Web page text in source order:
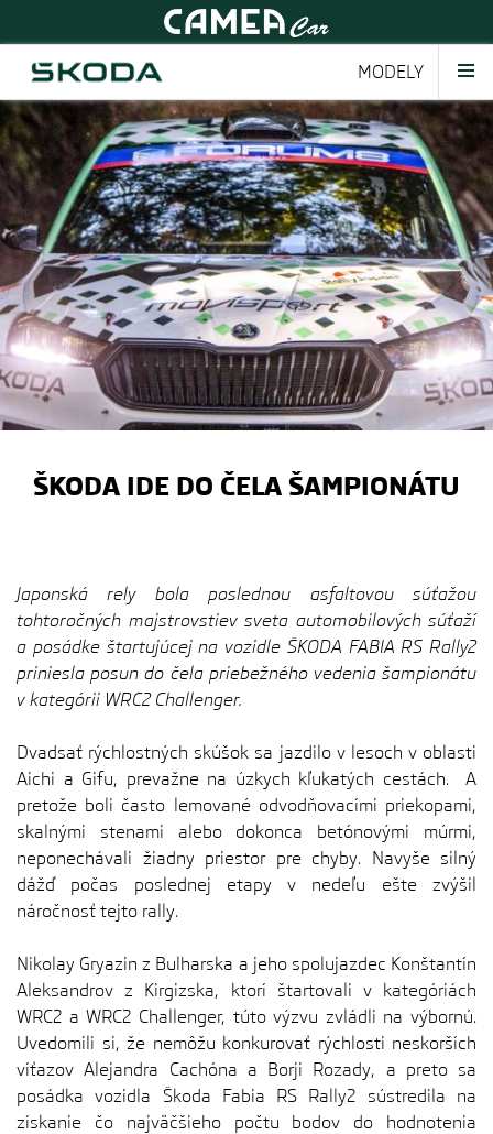
MODELY
ŠKODA IDE DO ČELA ŠAMPIONÁTU
Japonská rely bola poslednou asfaltovou súťažou
tohtoročných majstrovstiev sveta automobilových súťaží
a posádke štartujúcej na vozidle ŠKODA FABIA RS Rally2
priniesla posun do čela priebežného vedenia šampionátu
v kategórii WRC2 Challenger.
Dvadsať rýchlostných skúšok sa jazdilo v lesoch v oblasti
Aichi a Gifu, prevažne na úzkych kľukatých cestách. A
pretože boli často lemované odvodňovacími priekopami,
skalnými stenami alebo dokonca betónovými múrmi,
neponechávali žiadny priestor pre chyby. Navyše silný
dážď počas poslednej etapy v nedeľu ešte zvýšil
náročnosť tejto rally.
Nikolay Gryazin z Bulharska a jeho spolujazdec Konštantín
Aleksandrov z Kirgizska, ktorí štartovali v kategóriách
WRC2 a WRC2 Challenger, túto výzvu zvládli na výbornú.
Uvedomili si, že nemôžu konkurovať rýchlosti neskorších
víťazov Alejandra Cachóna a Borji Rozady, a preto sa
posádka vozidla Škoda Fabia RS Rally2 sústredila na
získanie čo najväčšieho počtu bodov do hodnotenia